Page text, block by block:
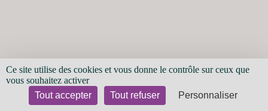
Ce site utilise des cookies et vous donne le contrôle sur ceux que
vous souhaitez activer
Tout accepter
Tout refuser Personnaliser